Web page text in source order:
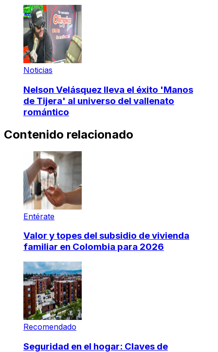
Noticias
Nelson Velásquez lleva el éxito 'Manos
de Tijera' al universo del vallenato
romántico
Contenido relacionado
Entérate
Valor y topes del subsidio de vivienda
familiar en Colombia para 2026
Recomendado
Seguridad en el hogar: Claves de